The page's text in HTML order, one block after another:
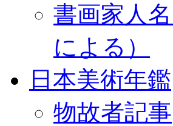
書画家人
による）
日本美術年鑑
物故者記事